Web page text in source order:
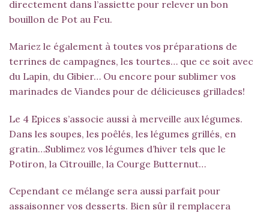
directement dans l’assiette pour relever un bon
bouillon de Pot au Feu.
Mariez le également à toutes vos préparations de
terrines de campagnes, les tourtes… que ce soit avec
du Lapin, du Gibier… Ou encore pour sublimer vos
marinades de Viandes pour de délicieuses grillades!
Le 4 Epices s’associe aussi à merveille aux légumes.
Dans les soupes, les poêlés, les légumes grillés, en
gratin…Sublimez vos légumes d’hiver tels que le
Potiron, la Citrouille, la Courge Butternut…
Cependant ce mélange sera aussi parfait pour
assaisonner vos desserts. Bien sûr il remplacera